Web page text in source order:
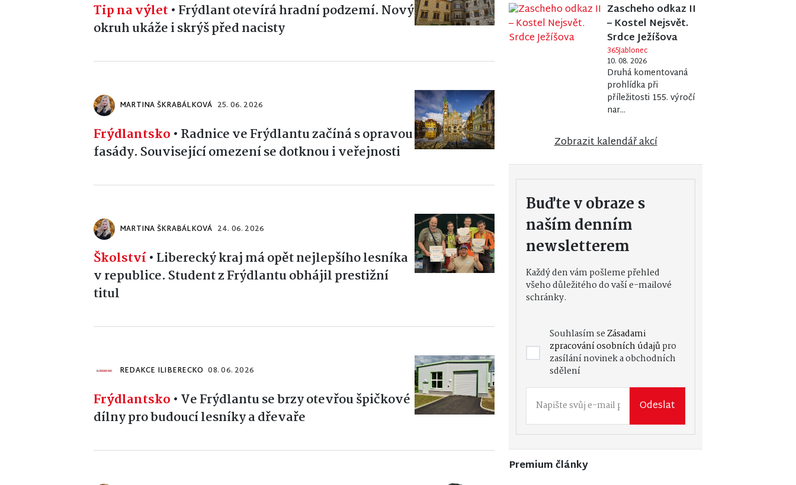
Tip na výlet • Frýdlant otevírá hradní podzemí. Nový
okruh ukáže i skrýš před nacisty
MARTINA ŠKRABÁLKOVÁ 25. 06. 2026
Frýdlantsko • Radnice ve Frýdlantu začíná s opravou
fasády. Související omezení se dotknou i veřejnosti
MARTINA ŠKRABÁLKOVÁ 24. 06. 2026
Školství• Liberecký kraj má opět nejlepšího lesníka
v republice. Student z Frýdlantu obhájil prestižní
titul
REDAKCE ILIBERECKO 08. 06. 2026
Frýdlantsko • Ve Frýdlantu se brzy otevřou špičkové
dílny pro budoucí lesníky a dřevaře
Zascheho odkaz II
– Kostel Nejsvět.
Srdce Ježíšova
365Jablonec
10. 08. 2026
Druhá komentovaná
prohlídka při
příležitosti 155. výročí
nar...
Zobrazit kalendář akcí
Buďte v obraze s
naším denním
newsletterem
Každý den vám pošleme přehled
všeho důležitého do vaší e-mailové
schránky.
Souhlasím seZásadami
zpracování osobních údajůpro
zasílání novinek a obchodních
sdělení
Odeslat
Premium články